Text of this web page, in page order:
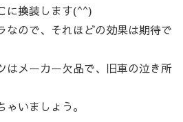
に換装します(^^)
なので、それほどの効果は期待で
はメーカー欠品で、旧車の泣き所
いましょう。